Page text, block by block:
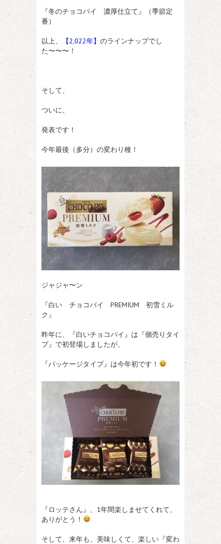
『冬のチョコパイ 濃厚仕立て』（季節定
番）
以上、 【2,022年】 のラインナップでし
た〜〜〜！
そして、
ついに、
発表です！
今年最後（多分）の変わり種！
ジャジャ〜ン
『白い チョコパイ PREMIUM 初雪ミル
ク』
昨年に、『白いチョコパイ』は『個売りタイ
プ』で初登場しましたが、
『パッケージタイプ』は今年初です！
『ロッテさん』、1年間楽しませてくれて、
ありがとう！
そして、来年も、美味しくて、楽しい『変わ